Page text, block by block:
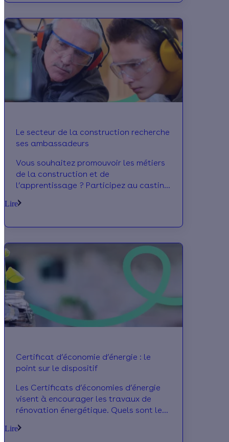
profession se rajeunit et se féminise ;
une tendance qui vient témoigner de
l’attractivité de ce secteur d’activité.
Le secteur de la construction recherche
ses ambassadeurs
Vous souhaitez promouvoir les métiers
de la construction et de
l’apprentissage ? Participez au casting
cadre de la campagne « La
nous ». Apprentis, chefs d’entreprises,
artisans ou salariés… les profils
recherchés sont variés. Vous avez
jusqu’au 15 septembre pour candidater.
Lire
Certificat d’économie d’énergie : le
point sur le dispositif
Les Certificats d’économies d’énergie
visent à encourager les travaux de
rénovation énergétique. Quels sont les
bénéficier ? Quels sont les travaux
Lire